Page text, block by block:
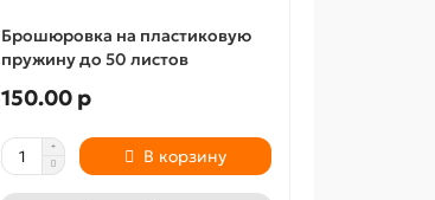
Брошюровка на пластиковую
пружину до 50 листов
150.00 р
В корзину